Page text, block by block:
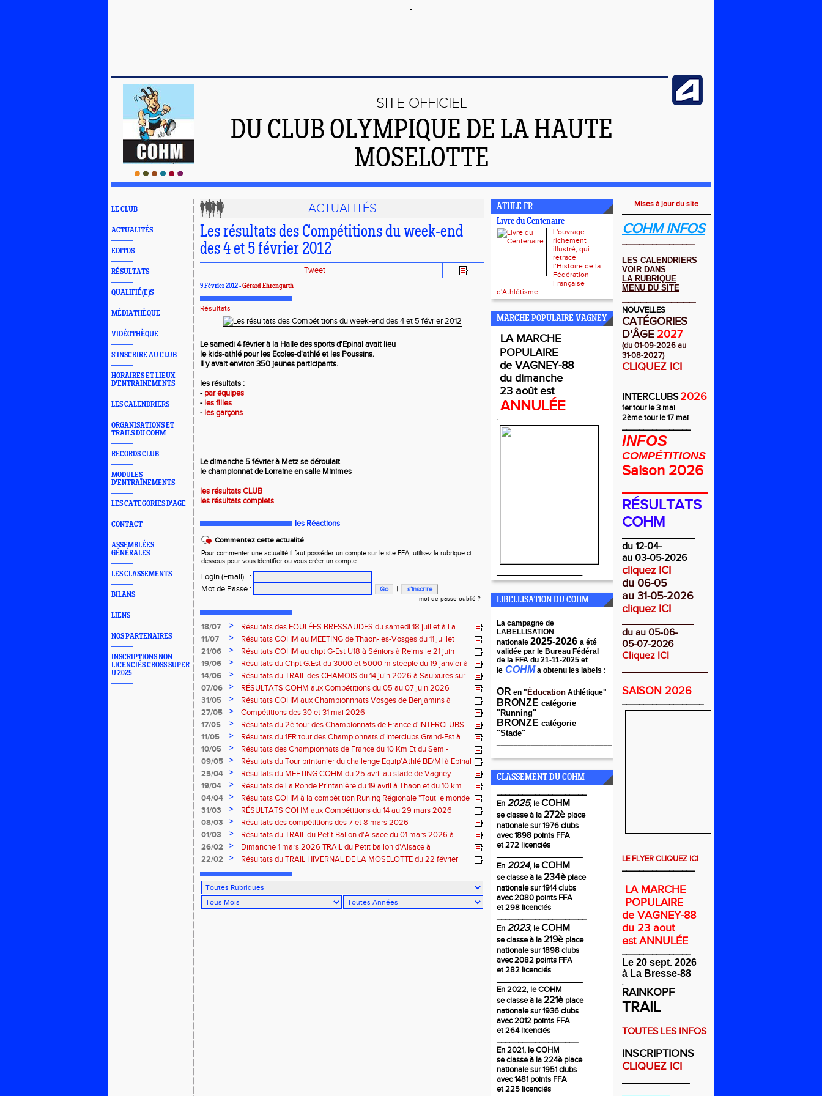
SITE OFFICIEL
DU CLUB OLYMPIQUE DE LA HAUTE
MOSELOTTE
LE CLUB
ACTUALITÉS
EDITOS
RÉSULTATS
QUALIFIÉ(E)S
MÉDIATHÈQUE
VIDÉOTHÈQUE
S'INSCRIRE AU CLUB
HORAIRES ET LIEUX
D'ENTRAINEMENTS
LES CALENDRIERS
ORGANISATIONS ET
TRAILS DU COHM
RECORDS CLUB
MODULES
D'ENTRAÎNEMENTS
LES CATEGORIES D'AGE
CONTACT
ASSEMBLÉES
GÉNÉRALES
LES CLASSEMENTS
BILANS
LIENS
NOS PARTENAIRES
INSCRIPTIONS NON
LICENCIÉS CROSS SUPER
U 2025
ACTUALITÉS
Les résultats des Compétitions du week-end
des 4 et 5 février 2012
Tweet
9 Février 2012 -Gérard Ehrengarth
Résultats
Le samedi 4 février à la Halle des sports d'Epinal avait lieu
le kids-athlé pour les Ecoles-d'athlé et les Poussins.
Il y avait environ 350 jeunes participants.
les résultats :
- par équipes
- les filles
- les garçons
Le dimanche 5 février à Metz se déroulait
le championnat de Lorraine en salle Minimes
les résultats CLUB
les résultats complets
les Réactions
Commentez cette actualité
Pour commenter une actualité il faut posséder un compte sur le site FFA, utilisez la rubrique ci-
dessous pour vous identifier ou vous créer un compte.
Login (Email)
:
Mot de Passe : |
mot de passe oublié ?
18/07 >
Résultats des FOULÉES BRESSAUDES du samedi 18 juillet à La
Bresse
11/07 >
Résultats COHM au MEETING de Thaon-les-Vosges du 11 juillet
2026
21/06 >
Résultats COHM au chpt G-Est U18 à Séniors à Reims le 21 juin
2026
19/06 >
Résultats du Chpt G.Est du 3000 et 5000 m steeple du 19 janvier à
Amneville
14/06 >
Résultats du TRAIL des CHAMOIS du 14 juin 2026 à Saulxures sur
Moselotte
07/06 >
RÉSULTATS COHM aux Compétitions du 05 au 07 juin 2026
31/05
>
Résultats COHM aux Championnnats Vosges de Benjamins à
Masters du 31 mai 2026 à Remiremont
27/05 >
Compétitions des 30 et 31 mai 2026
17/05
>
Résultats du 2è tour des Championnats de France d'INTERCLUBS
région G-Est du 17 mai 2025 à Bischwiller-67
11/05 >
Résultats du 1ER tour des Championnats d'Interclubs Grand-Est à
Thaon-les Vosges
10/05 >
Résultats des Championnats de France du 10 Km Et du Semi-
Marathon du 10 mai à Troyes
09/05 >
Résultats du Tour printanier du challenge Equip'Athlé BE/MI à Epinal
25/04
>
Résultats du MEETING COHM du 25 avril au stade de Vagney
19/04
>
Résultats de La Ronde Printanière du 19 avril à Thaon et du 10 km
route de Belfort
04/04 >
Résultats COHM à la compètition Runing Régionale "Tout le monde
court" des 4 et 5 avril à Toul
31/03 >
RÉSULTATS COHM aux Compétitions du 14 au 29 mars 2026
08/03
>
Résultats des compétitions des 7 et 8 mars 2026
01/03
>
Résultats du TRAIL du Petit Ballon d'Alsace du 01 mars 2026 à
Rouffach-68
26/02 >
Dimanche 1 mars 2026 TRAIL du Petit ballon d'Alsace à
ROUFFACH 68
22/02 >
Résultats du TRAIL HIVERNAL DE LA MOSELOTTE du 22 février
ATHLE.FR
Livre du Centenaire
L'ouvrage
richement
illustré, qui
retrace
l’Histoire de la
Fédération
Française
d'Athlétisme.
MARCHE POPULAIRE VAGNEY
LA MARCHE
POPULAIRE
de VAGNEY-88
du dimanche
23 août est
ANNULÉE
.
LIBELLISATION DU COHM
La campagne de
LABELLISATION
nationale 2025-2026 a été
validée par le Bureau Fédéral
de la FFA du 21-11-2025 et
le COHM a obtenu les labels :
OR en " Éducation Athlétique"
BRONZE catégorie
"Running"
BRONZE catégorie
"Stade"
CLASSEMENT DU COHM
_____________________
En2025, leCOHM
se classe à la272è place
nationale sur 1976 clubs
avec 1898 points FFA
et 272 licenciés
____________________
En2024, leCOHM
se classe à la234è place
nationale sur 1914 clubs
avec 2080 points FFA
et 298 licenciés
_____________________
En2023, leCOHM
se classe à la219è place
nationale sur 1898 clubs
avec 2082 points FFA
et 282 licenciés
____________________
En2022, le COHM
se classe à la221è place
nationale sur 1936 clubs
avec 2012 points FFA
et 264 licenciés
___________________
En 2021, le COHM
se classe à la224èplace
nationale sur 1951 clubs
avec 1481 points FFA
et 225 licenciés
Mises à jour du site
COHM INFOS
_________________
LES CALENDRIERS
VOIR DANS
LA RUBRIQUE
MENU DU SITE
NOUVELLES
CATÉGORIES
D'ÂGE 2027
(du 01-09-2026 au
31-08-2027)
CLIQUEZ ICI
INTERCLUBS 2026
1er tour le 3 mai
2ème tour le 17 mai
________________
INFOS
COMPÉTITIONS
Saison 2026
__________
RÉSULTATS
COHM
du 12-04-
au 03-05-2026
cliquez ICI
du 06-05
au 31-05-2026
cliquez ICI
_____________
du au 05-06-
05-07-2026
Cliquez ICI
SAISON 2026
___________________
LE FLYER CLIQUEZ ICI
_________________
LA MARCHE
POPULAIRE
de VAGNEY-88
du 23 aout
est ANNULÉE
________________
Le 20 sept. 2026
à La Bresse-88
RAINKOPF
TRAIL
TOUTES LES INFOS
INSCRIPTIONS
CLIQUEZ ICI